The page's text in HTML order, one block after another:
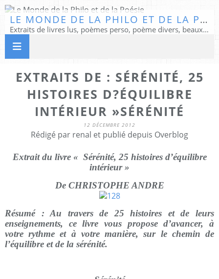
LE MONDE DE LA PHILO ET DE LA POÉSIE
Extraits de livres lus, poèmes perso, poème divers, beaux textes...
EXTRAITS DE : SÉRÉNITÉ, 25
HISTOIRES D?ÉQUILIBRE
INTÉRIEUR »SÉRÉNITÉ
12 DÉCEMBRE 2012
Rédigé par renal et publié depuis Overblog
Extrait du livre « Sérénité, 25 histoires d’équilibre
intérieur »
De CHRISTOPHE ANDRE
Résumé : Au travers de 25 histoires et de leurs
enseignements, ce livre vous propose d’avancer, à
votre rythme et à votre manière, sur le chemin de
l’équilibre et de la sérénité.